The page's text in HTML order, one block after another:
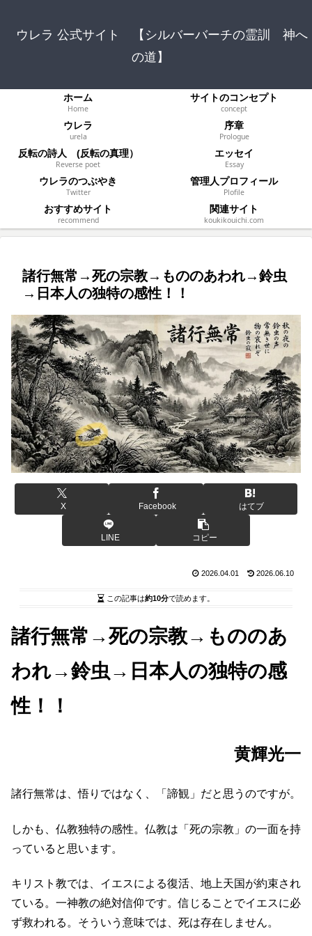
ウレラ 公式サイト 【シルバーバーチの霊訓 神へ
の道】
ホーム
Home
サイトのコンセプト
concept
ウレラ
urela
序章
Prologue
反転の詩人 (反転の真理）
Reverse poet
エッセイ
Essay
ウレラのつぶやき
Twitter
管理人プロフィール
Plofile
おすすめサイト
recommend
関連サイト
koukikouichi.com
諸行無常→死の宗教→もののあわれ→鈴虫
→日本人の独特の感性！！
X Facebook はてブ
LINE コピー
2026.04.01 2026.06.10
この記事は約10分で読めます。
諸行無常→死の宗教→もののあ
われ→鈴虫→日本人の独特の感
性！！
黄輝光一
諸行無常は、悟りではなく、「諦観」だと思うのですが。
しかも、仏教独特の感性。仏教は「死の宗教」の一面を持
っていると思います。
キリスト教では、イエスによる復活、地上天国が約束され
ている。一神教の絶対信仰です。信じることでイエスに必
ず救われる。そういう意味では、死は存在しません。